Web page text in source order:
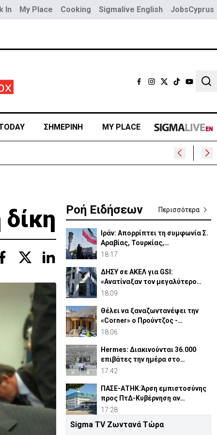
In My Place Cooking Sigmalive English JobsCyprus
ΣΗΜΕΡΙΝΗ MY PLACE
Ροή Ειδήσεων Περισσότερα
Ιράν: Απορρίπτει τη συμφωνία Σ.
Αραβίας, Τουρκίας,
Πακιστάν-«Μόνο στα χαρτιά»
18:17
ΔΗΣΥ σε ΑΚΕΛ για GSI:
«Ανατίναξαν τον μεγαλύτερο
ηλεκτροπαραγωγικό σταθμό»
18:09
Θέλει να ξαναζωντανέψει την
«Corner» o Προύντζος -
«Πληγώνει τις αναμνήσεις»
18:06
Hermes: Διακινούνται 36.000
επιβάτες την ημέρα στο
αεροδρόμιο Λάρνακας
17:42
ΠΑΣΕ-ΑΤΗΚ:Άρση εμπιστοσύνης
προς ΠτΔ-Κυβέρνηση αν
αντικατασταθεί ο Οικονομίδης
17:28
Άγκυρα: Η «Συμφωνία της
Sigma TV Ζωντανά Τώρα